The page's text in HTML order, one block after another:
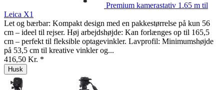
Premium kamerastativ 1.65 m til
Leica X1
Let og bærbar: Kompakt design med en pakkestørrelse på kun 56
cm – ideel til rejser. Høj arbejdshøjde: Kan forlænges op til 165,5
cm – perfekt til fleksible optagevinkler. Lavprofil: Minimumshøjde
på 53,5 cm til kreative vinkler og...
416,50 Kr. *
Husk